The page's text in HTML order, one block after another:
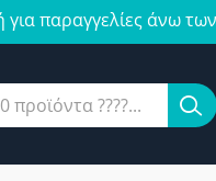
παραγγελίες άνω των